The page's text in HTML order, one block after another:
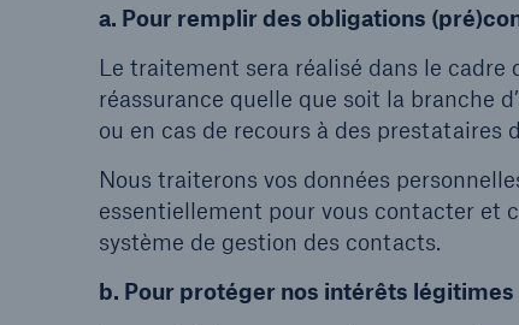
a. Pour remplir des obligations
Le traitement sera réalisé dans le cadre
réassurance quelle que soit la branche
ou en cas de recours à des prestataires
Nous traiterons vos données
essentiellement pour vous contacter et
système de gestion des contacts.
b. Pour protéger nos intérêts légitimes